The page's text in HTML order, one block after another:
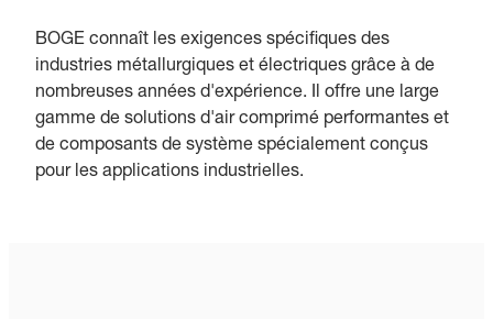
BOGE connaît les exigences spécifiques des
industries métallurgiques et électriques grâce à de
nombreuses années d'expérience. Il offre une large
gamme de solutions d'air comprimé performantes et
de composants de système spécialement conçus
pour les applications industrielles.